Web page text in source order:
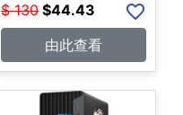
$ 130 $44.43
由此查看